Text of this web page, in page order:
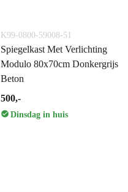
K99-0800-59008-51
Spiegelkast Met Verlichting
Modulo 80x70cm Donkergrijs
Beton
500,-
Dinsdag in huis